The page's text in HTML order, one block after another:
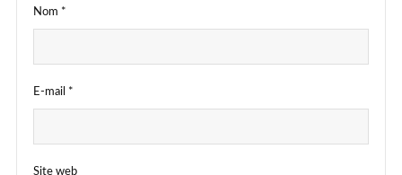
Nom *
E-mail *
Site web